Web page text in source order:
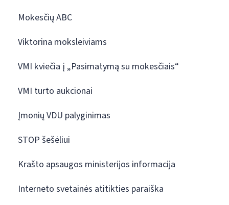
Mokesčių ABC
Viktorina moksleiviams
VMI kviečia į „Pasimatymą su mokesčiais“
VMI turto aukcionai
Įmonių VDU palyginimas
STOP šešėliui
Krašto apsaugos ministerijos informacija
Interneto svetainės atitikties paraiška